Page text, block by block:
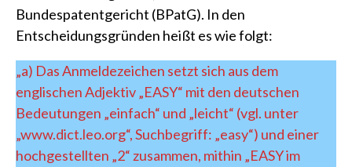
Bundespatentgericht (BPatG). In den
Entscheidungsgründen heißt es wie folgt:
„a) Das Anmeldezeichen setzt sich aus dem
englischen Adjektiv „EASY“ mit den deutschen
Bedeutungen „einfach“ und „leicht“ (vgl. unter
„www.dict.leo.org“, Suchbegriff: „easy“) und einer
hochgestellten „2“ zusammen, mithin „EASY im